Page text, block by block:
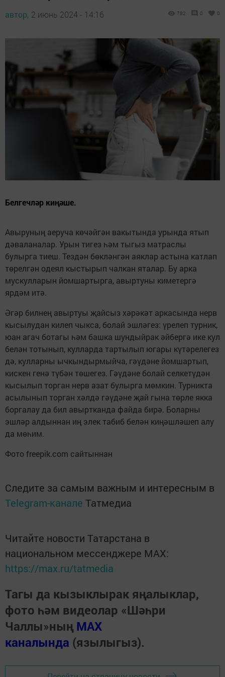
автор, 2 июнь 2024 - 14:16 782 0 0
Белгечләр киңәше.
Авыруның аеруча көчәйгән вакытында урында ятып
дәваланалар. Урын тигез һәм тыгыз матраслы
булырга тиеш. Тездән бөкләнгән аяклар астына катлап
төрелгән одеял кыстырып чалкан яталар. Бу арка
мускулларын йомшартырга, авыртуны киметергә
ярдәм итә.
Әгәр билнең авыртуы җайсыз хәрәкәт аркасында нерв
кысылудан килеп чыкса, болай эшләгез: үрелеп турник,
юан агач ботагы һәм башка шундыйрак әйбергә ике кул
белән тотынып, кулларда тартылып югары күтәрелегез
дә, кулларны ычкындырмыйча, гәүдәне йомшартып,
кискен генә түбән төшегез. Гәүдәне болай селкетүдән
кысылып торган нерв азат булырга мөмкин. Турникта
асылынып торган хәлдә гәүдәне җай гына төрле якка
боргалау да бил авыртканда файда бирә. Боларны
эшләр алдыннан иң элек табиб белән киңәшләшеп алу
да мөһим.
Фото freepik.com сайтыннан
Следите за самым важным и интересным в
Telegram-канале Татмедиа
Читайте новости Татарстана в
национальном мессенджере MАХ:
https://max.ru/tatmedia
Тагы да кызыклырак яңалыклар,
фото һәм видеолар «Шәһри
Чаллы»ның MAX
каналында (язылыгыз).